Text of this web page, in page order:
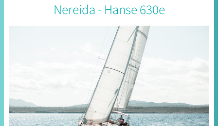
Nereida - Hanse 630e